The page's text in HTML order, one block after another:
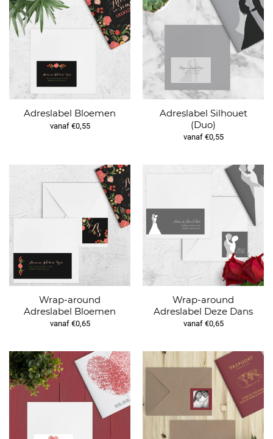
Adreslabel Bloemen
vanaf €0,55
Adreslabel Silhouet
(Duo)
vanaf €0,55
Wrap-around
Adreslabel Bloemen
vanaf €0,65
Wrap-around
Adreslabel Deze Dans
vanaf €0,65